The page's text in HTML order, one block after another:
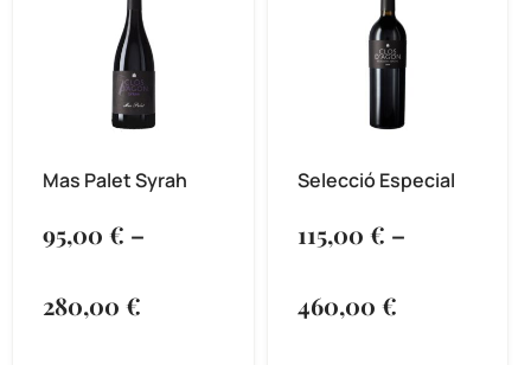
Mas Palet Syrah
95,00 € –
280,00 €
Selecció Especial
115,00 € –
460,00 €